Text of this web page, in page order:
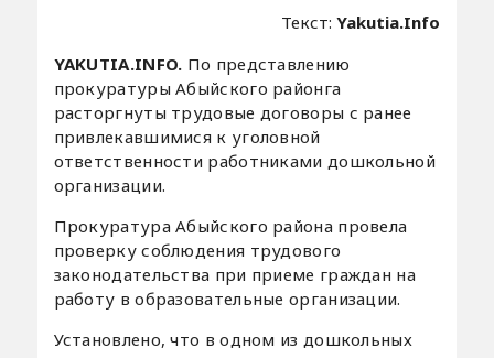
Текст:Yakutia.Info
YAKUTIA.INFO. По представлению
прокуратуры Абыйского районга
расторгнуты трудовые договоры с ранее
привлекавшимися к уголовной
ответственности работниками дошкольной
организации.
Прокуратура Абыйского района провела
проверку соблюдения трудового
законодательства при приеме граждан на
работу в образовательные организации.
Установлено, что в одном из дошкольных